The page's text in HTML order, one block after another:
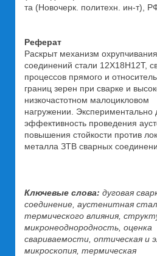
та (Новочерк. политехн. ин-т),
Реферат
Раскрыт механизм
соединений стали 12Х18Н12Т,
процессов прямого и
границ зерен при сварке и
низкочастотном малоцикловом
нагружении. Экспериментально
эффективность проведения
повышения стойкости против
металла ЗТВ сварных
Ключевые слова: дуговая
соединение, аустенитная
термического влияния,
микронеоднородность, оценка
свариваемости, оптическая и
микроскопия, термическая